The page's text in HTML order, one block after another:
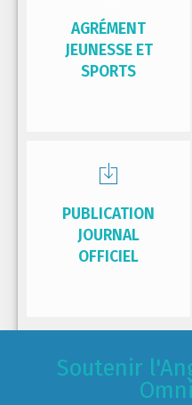
AGRÉMENT
JEUNESSE ET
SPORTS
PUBLICATION
JOURNAL
OFFICIEL
Soutenir